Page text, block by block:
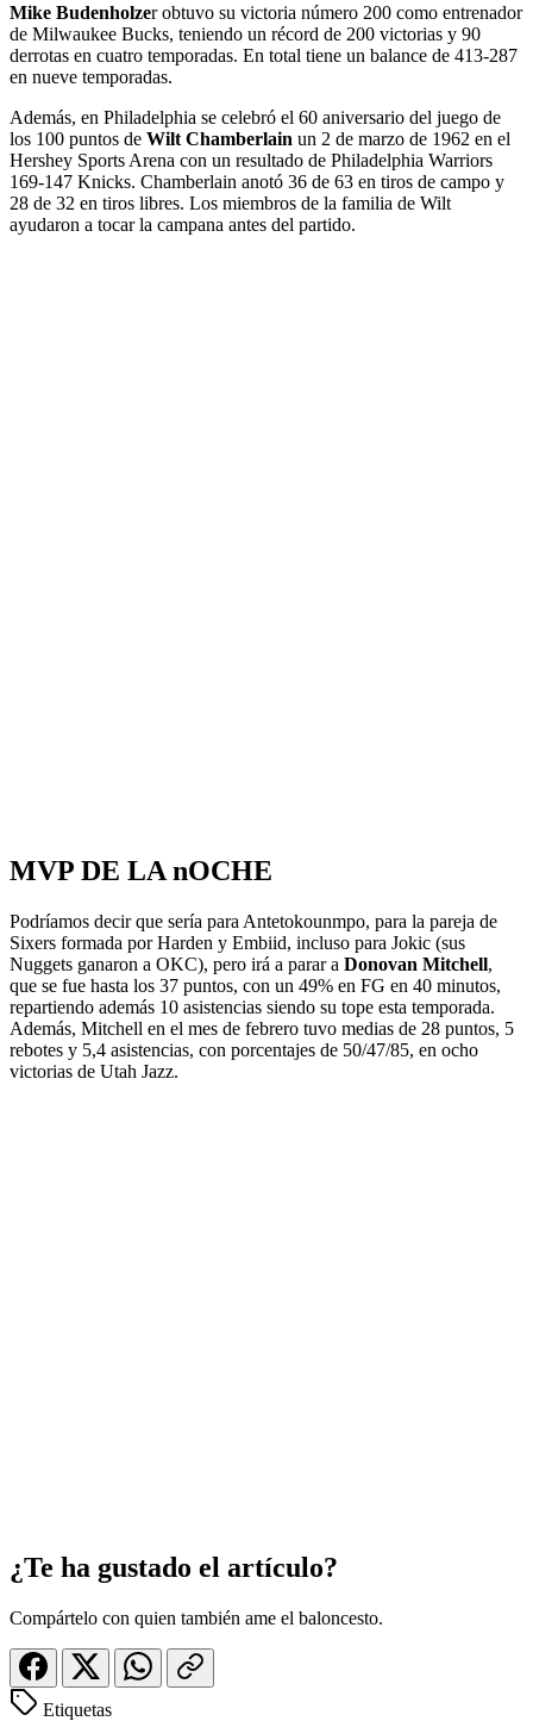
Mike Budenholzer obtuvo su victoria número 200 como entrenador
de Milwaukee Bucks, teniendo un récord de 200 victorias y 90
derrotas en cuatro temporadas. En total tiene un balance de 413-287
en nueve temporadas.
Además, en Philadelphia se celebró el 60 aniversario del juego de
los 100 puntos de Wilt Chamberlain un 2 de marzo de 1962 en el
Hershey Sports Arena con un resultado de Philadelphia Warriors
169-147 Knicks. Chamberlain anotó 36 de 63 en tiros de campo y
28 de 32 en tiros libres. Los miembros de la familia de Wilt
ayudaron a tocar la campana antes del partido.
MVP DE LA nOCHE
Podríamos decir que sería para Antetokounmpo, para la pareja de
Sixers formada por Harden y Embiid, incluso para Jokic (sus
Nuggets ganaron a OKC), pero irá a parar a Donovan Mitchell,
que se fue hasta los 37 puntos, con un 49% en FG en 40 minutos,
repartiendo además 10 asistencias siendo su tope esta temporada.
Además, Mitchell en el mes de febrero tuvo medias de 28 puntos, 5
rebotes y 5,4 asistencias, con porcentajes de 50/47/85, en ocho
victorias de Utah Jazz.
¿Te ha gustado el artículo?
Compártelo con quien también ame el baloncesto.
Etiquetas